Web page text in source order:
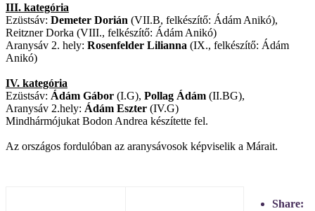
III. kategória
Ezüstsáv: Demeter Dorián (VII.B, felkészítő: Ádám Anikó),
Reitzner Dorka (VIII., felkészítő: Ádám Anikó)
Aranysáv 2. hely: Rosenfelder Lilianna (IX., felkészítő: Ádám
Anikó)
IV. kategória
Ezüstsáv: Ádám Gábor (I.G), Pollag Ádám (II.BG),
Aranysáv 2.hely: Ádám Eszter (IV.G)
Mindhármójukat Bodon Andrea készítette fel.
Az országos fordulóban az aranysávosok képviselik a Márait.
Share: